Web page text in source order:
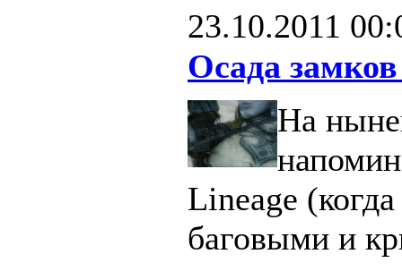
23.10.2011
Осада замков
На
Lineage
баговыми и